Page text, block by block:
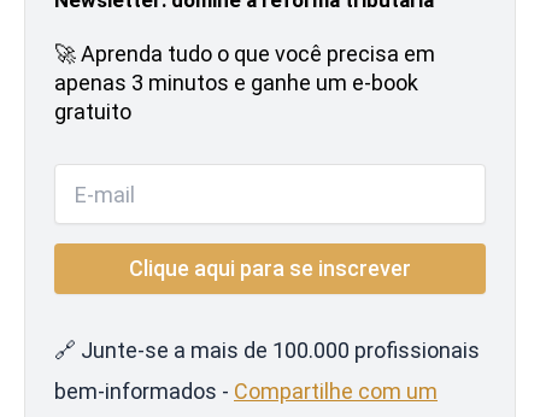
🚀 Aprenda tudo o que você precisa em
apenas 3 minutos e ganhe um e-book
gratuito
🔗 Junte-se a mais de 100.000 profissionais
bem-informados - Compartilhe com um